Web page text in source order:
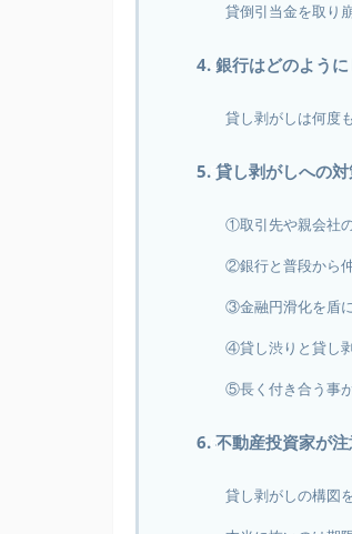
貸倒引当金を取り
4. 銀行はどのよう
貸し剥がしは何度
5. 貸し剥がしへの
①取引先や親会社
②銀行と普段から
③金融円滑化を盾
④貸し渋りと貸し
⑤長く付き合う事
6. 不動産投資家が
貸し剥がしの構図